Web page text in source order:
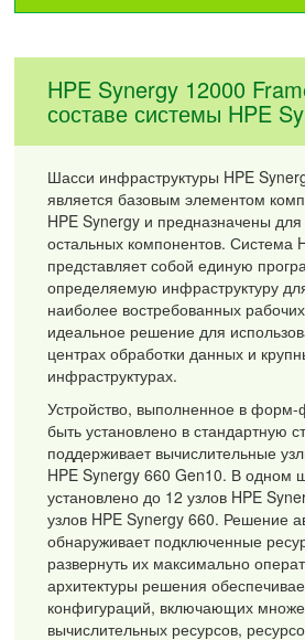
HPE Synergy 12000
составе системы HPE
Шасси инфраструктуры HPE
является базовым элементом
HPE Synergy и предназначены
остальных компонентов. Система
представляет собой единую
определяемую инфраструктуру
наиболее востребованных
идеальное решение для
центрах обработки данных и
инфраструктурах.
Устройство, выполненное в
быть установлено в стандартную
поддерживает вычислительные
HPE Synergy 660 Gen10. В одном
установлено до 12 узлов HPE
узлов HPE Synergy 660. Решение
обнаруживает подключенные
развернуть их максимально
архитектуры решения
конфигураций, включающих
вычислительных ресурсов,